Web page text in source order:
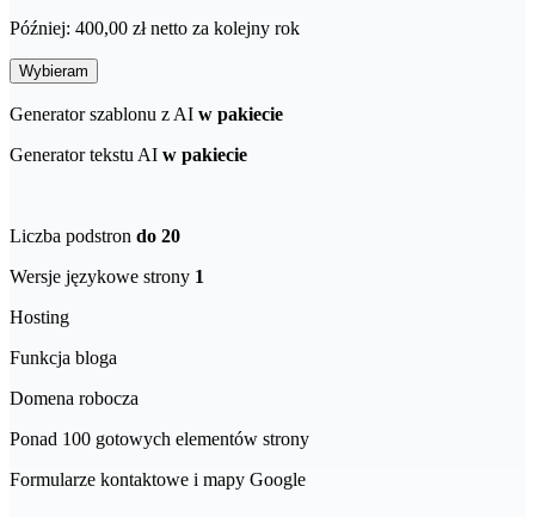
Później: 400,00 zł netto za kolejny rok
Wybieram
Generator szablonu z AI w pakiecie
Generator tekstu AI w pakiecie
Liczba podstron do 20
Wersje językowe strony 1
Hosting
Funkcja bloga
Domena robocza
Ponad 100 gotowych elementów strony
Formularze kontaktowe i mapy Google